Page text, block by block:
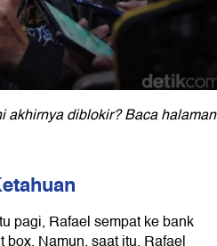
akhirnya diblokir? Baca halaman
pagi, Rafael sempat ke bank
Namun, saat itu, Rafael